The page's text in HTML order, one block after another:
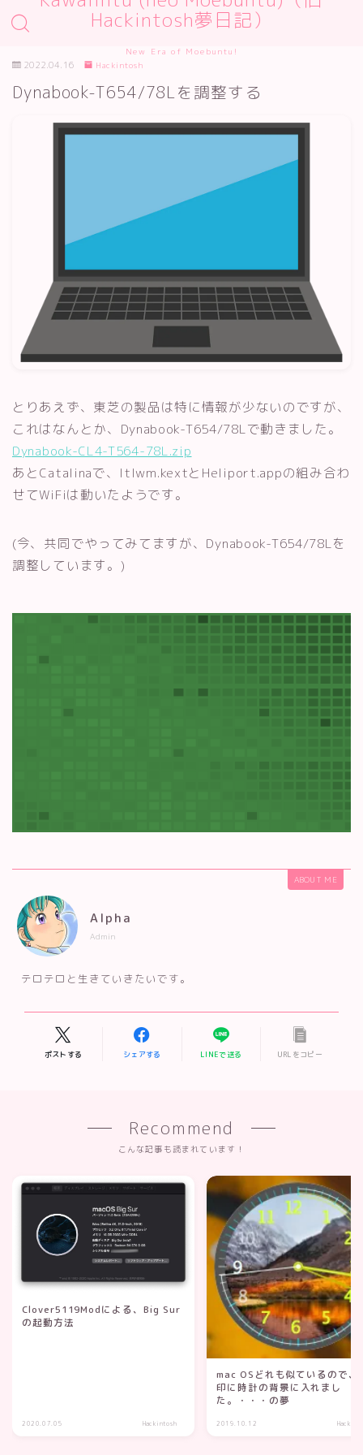
Hackintosh夢日記）
New Era of Moebuntu!
2022.04.16
Hackintosh
Dynabook-T654/78Lを調整する
とりあえず、東芝の製品は特に情報が少ないのですが、
これはなんとか、Dynabook-T654/78Lで動きました。
Dynabook-CL4-T564-78L.zip
あとCatalinaで、Itlwm.kextとHeliport.appの組み合わ
せてWiFiは動いたようです。
(今、共同でやってみてますが、Dynabook-T654/78Lを
調整しています。)
ABOUT ME
Alpha
Admin
テロテロと生きていきたいです。
ポストする シェアする LINEで送る URLをコピー
Recommend
こんな記事も読まれています！
Clover5119Modによる、Big Sur
の起動方法
2020.07.05 Hackintosh
mac OSどれも似ているので、
印に時計の背景に入れまし
た。・・・の夢
2019.10.12